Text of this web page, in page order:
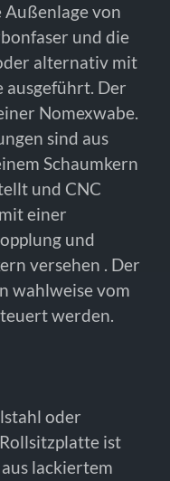
Außenlage von
und die
alternativ mit
ausgeführt. Der
Nomexwabe.
sind aus
Schaumkern
und CNC
einer
und
versehen . Der
wahlweise vom
werden.
oder
ist
lackiertem